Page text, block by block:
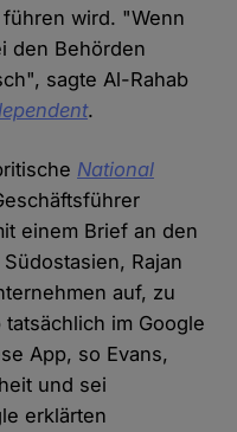
wird. "Wenn
den Behörden
sagte Al-Rahab
.
National
einem Brief an den
Rajan
auf, zu
im Google
App, so Evans,
und sei
erklärten